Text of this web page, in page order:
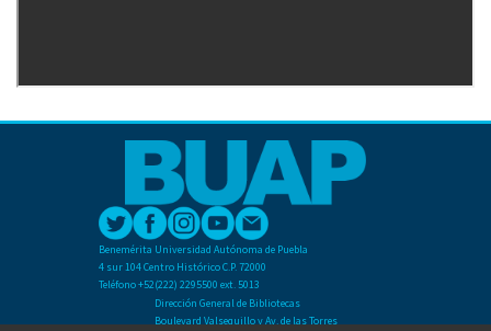
Benemérita Universidad Autónoma de Puebla
4 sur 104 Centro Histórico C.P. 72000
Teléfono +52(222) 2295500 ext. 5013
Dirección General de Bibliotecas
Boulevard Valsequillo y Av. de las Torres